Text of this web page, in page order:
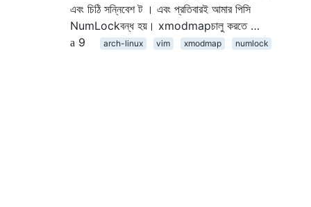
এবং চিঠি সন্নিবেশ ট । এবং প্রতিবারই আমার পিসি
NumLockবন্ধ হয়। xmodmapচালু করতে …
9
arch-linux vim xmodmap numlock